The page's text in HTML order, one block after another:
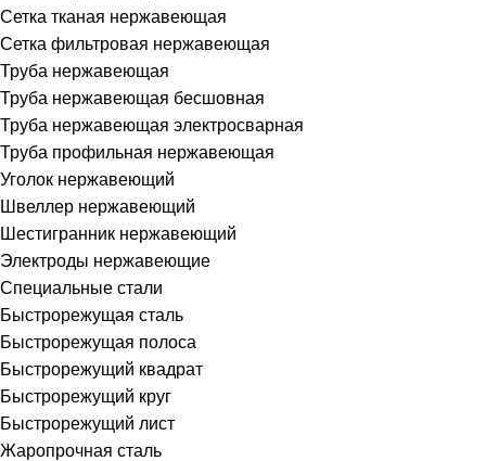
Сетка тканая нержавеющая
Сетка фильтровая нержавеющая
Труба нержавеющая
Труба нержавеющая бесшовная
Труба нержавеющая электросварная
Труба профильная нержавеющая
Уголок нержавеющий
Швеллер нержавеющий
Шестигранник нержавеющий
Электроды нержавеющие
Специальные стали
Быстрорежущая сталь
Быстрорежущая полоса
Быстрорежущий квадрат
Быстрорежущий круг
Быстрорежущий лист
Жаропрочная сталь